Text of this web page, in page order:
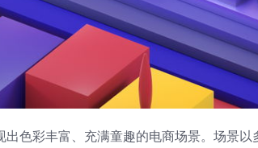
色彩丰富、充满童趣的电商场景。场景